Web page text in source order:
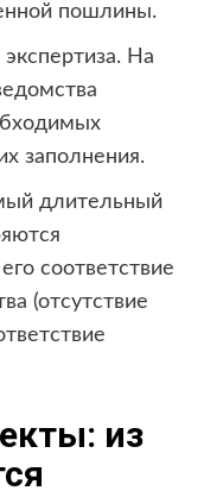
пошлины.
На
заполнения.
длительный
соответствие
(отсутствие
из